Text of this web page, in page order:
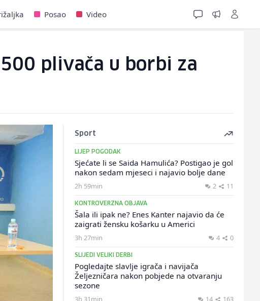
Posao Video
plivača u borbi za
Sport
LIJEP POGODAK
Sjećate li se Saida Hamulića? Postigao je gol
nakon sedam mjeseci i najavio bolje dane
2h 59min 2 11
KONTROVERZNA OBJAVA
Šala ili ipak ne? Enes Kanter najavio da će
zaigrati žensku košarku u Americi
3h 27min 4 0
SLIJEDI VELIKI DERBI
Pogledajte slavlje igrača i navijača
Željezničara nakon pobjede na otvaranju
sezone
3h 31min 14 163